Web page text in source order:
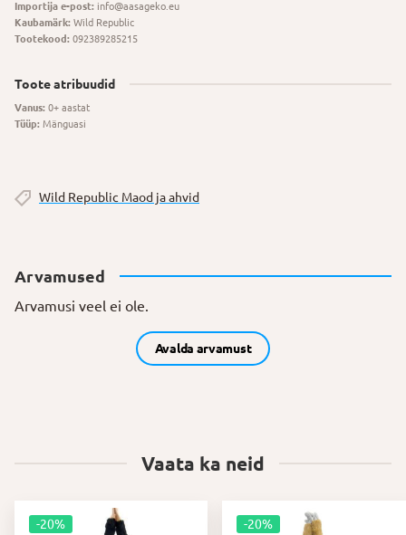
Importija e-post: info@aasageko.eu
Kaubamärk: Wild Republic
Tootekood: 092389285215
Toote atribuudid
Vanus: 0+ aastat
Tüüp: Mänguasi
Wild Republic Maod ja ahvid
Arvamused
Arvamusi veel ei ole.
Avalda arvamust
Vaata ka neid
-20% -20%